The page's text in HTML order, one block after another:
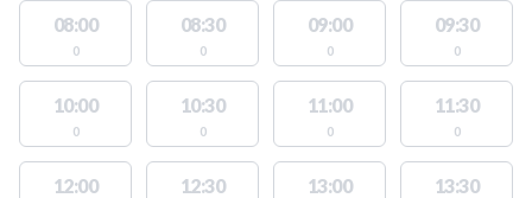
08:00
0
08:30
0
09:00
0
09:30
0
10:00
0
10:30
0
11:00
0
11:30
0
12:00 12:30 13:00 13:30